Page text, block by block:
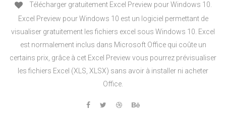
Télécharger gratuitement Excel Preview pour Windows 10.
Excel Preview pour Windows 10 est un logiciel permettant de
visualiser gratuitement les fichiers excel sous Windows 10. Excel
est normalement inclus dans Microsoft Office qui coûte un
certains prix, grâce à cet Excel Preview vous pourrez prévisualiser
les fichiers Excel (XLS, XLSX) sans avoir à installer ni acheter
Office.